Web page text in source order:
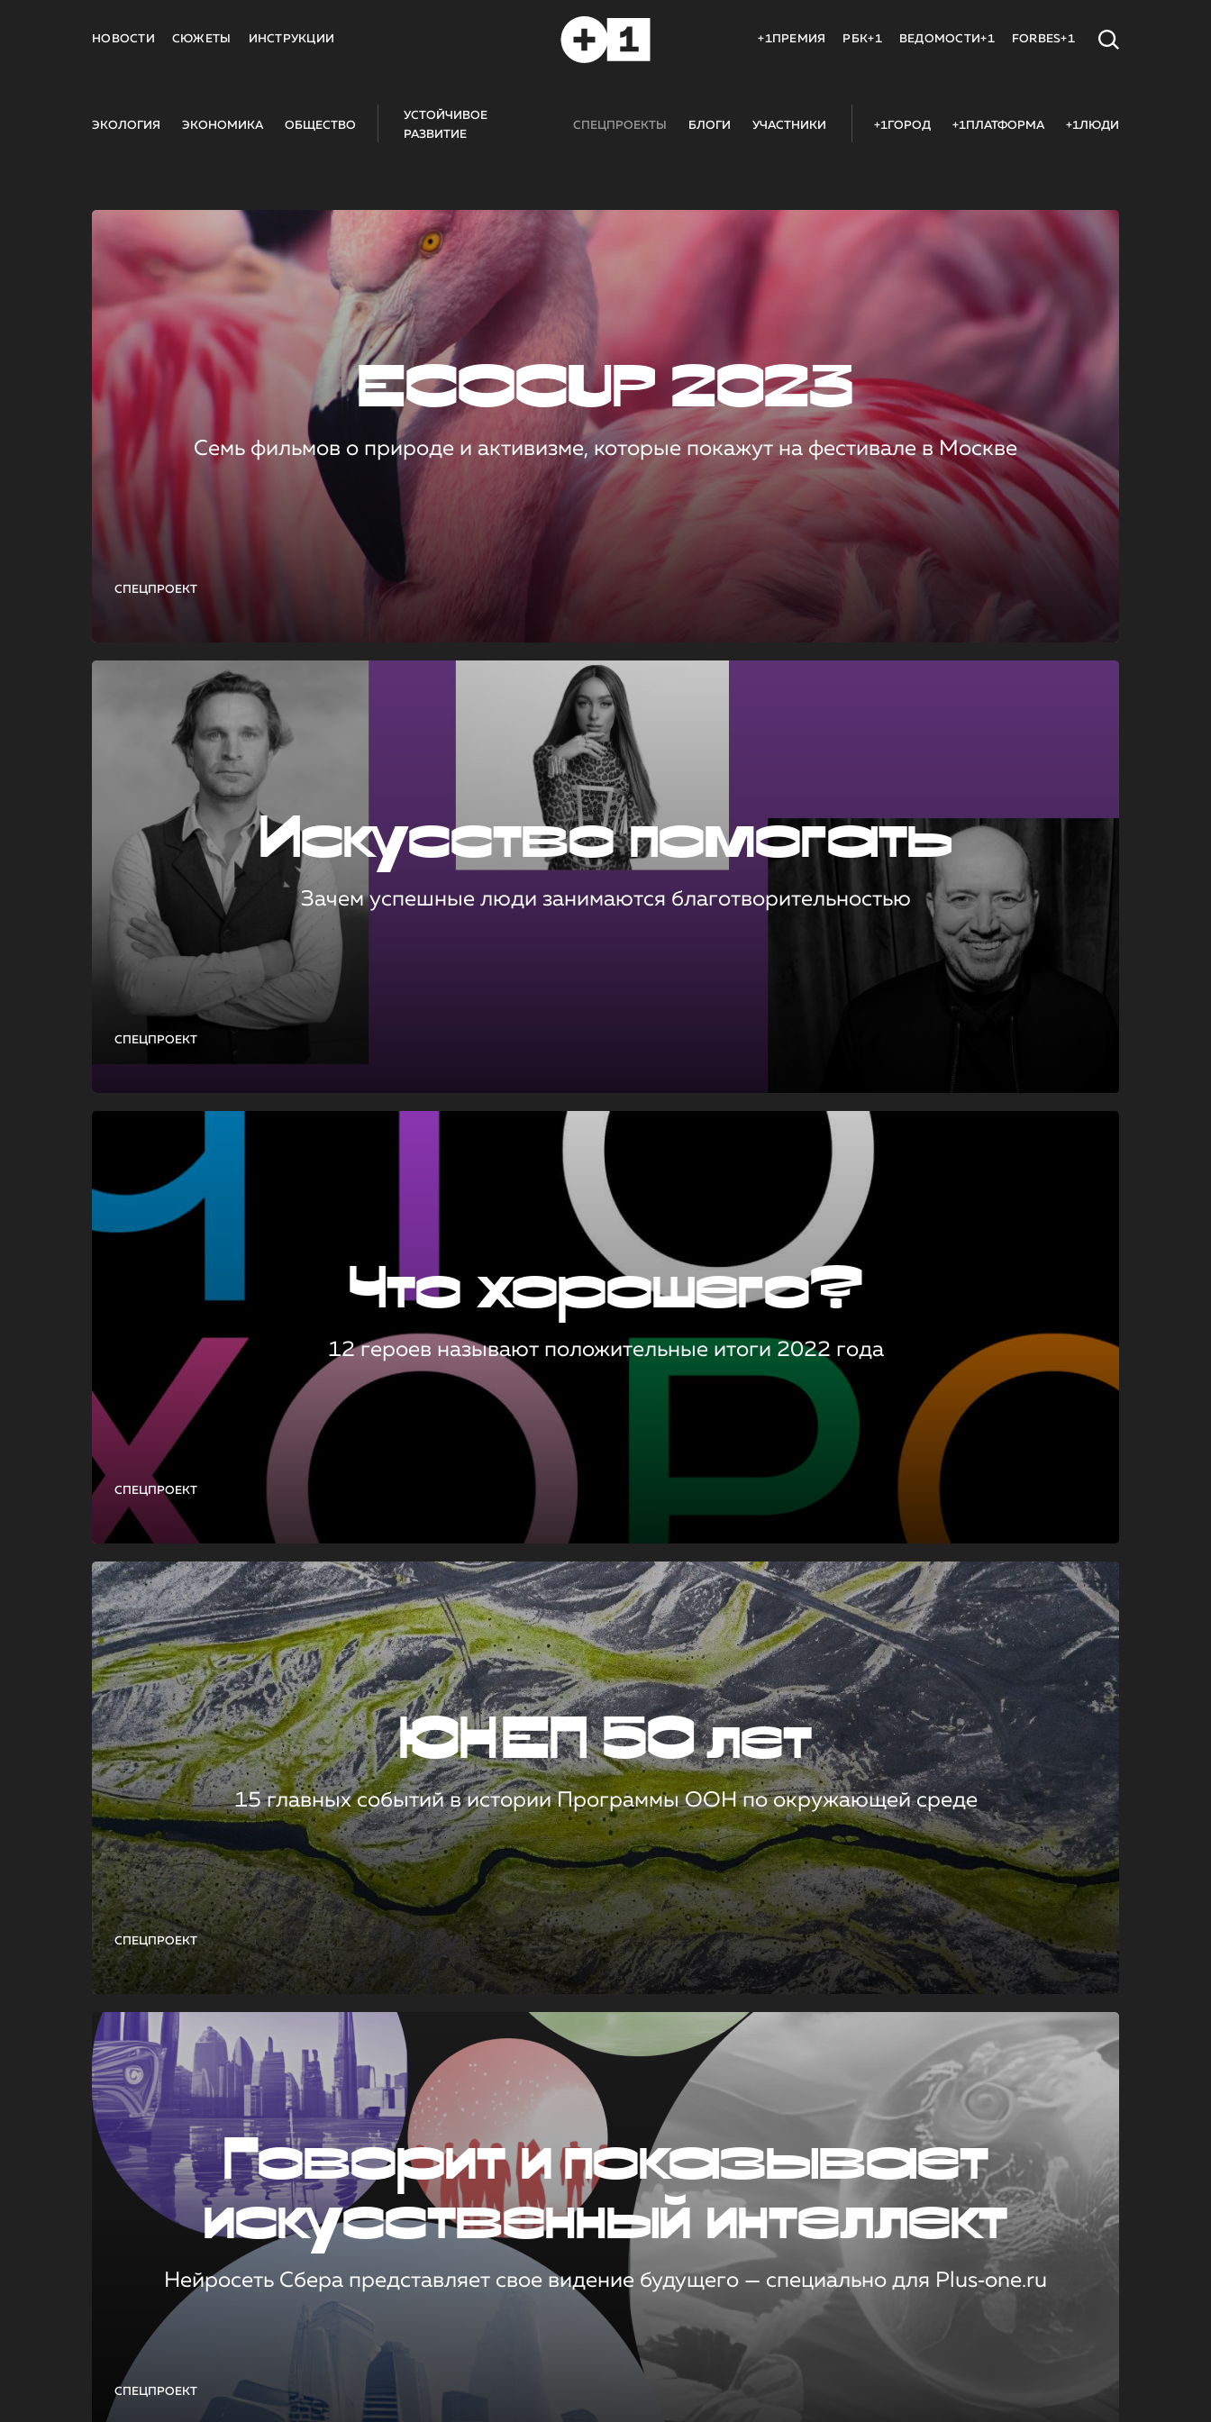
НОВОСТИ СЮЖЕТЫ ИНСТРУКЦИИ +1ПРЕМИЯ РБК+1 ВЕДОМОСТИ+1 FORBES+1
ЭКОЛОГИЯ ЭКОНОМИКА ОБЩЕСТВО
УСТОЙЧИВОЕ
РАЗВИТИЕ
СПЕЦПРОЕКТЫ БЛОГИ УЧАСТНИКИ +1ГОРОД +1ПЛАТФОРМА +1ЛЮДИ
СПЕЦПРОЕКТ
ECOCUP 2023
Семь фильмов о природе и активизме, которые покажут на фестивале в Москве
СПЕЦПРОЕКТ
Искусство помогать
Зачем успешные люди занимаются благотворительностью
СПЕЦПРОЕКТ
Что хорошего?
12 героев называют положительные итоги 2022 года
СПЕЦПРОЕКТ
ЮНЕП 50 лет
15 главных событий в истории Программы ООН по окружающей среде
СПЕЦПРОЕКТ
Говорит и показывает
искусственный интеллект
Нейросеть Сбера представляет свое видение будущего — специально для Plus‑one.ru